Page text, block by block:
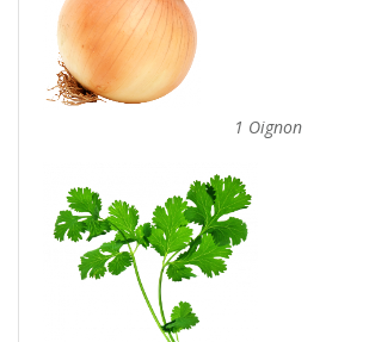
1 Oignon